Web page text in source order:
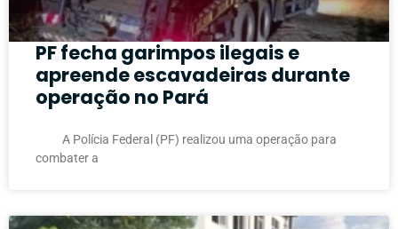
PF fecha garimpos ilegais e
apreende escavadeiras durante
operação no Pará
A Polícia Federal (PF) realizou uma operação para
combater a